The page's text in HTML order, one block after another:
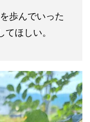
歩んでいった
てほしい。